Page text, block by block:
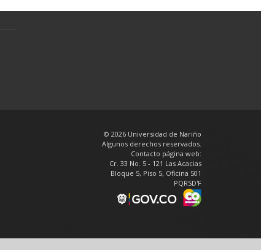
© 2026 Universidad de Nariño
Algunos derechos reservados.
Contacto página web:
Cr. 33 No. 5 - 121 Las Acacias
Bloque 5, Piso 5, Oficina 501
PQRSD'F